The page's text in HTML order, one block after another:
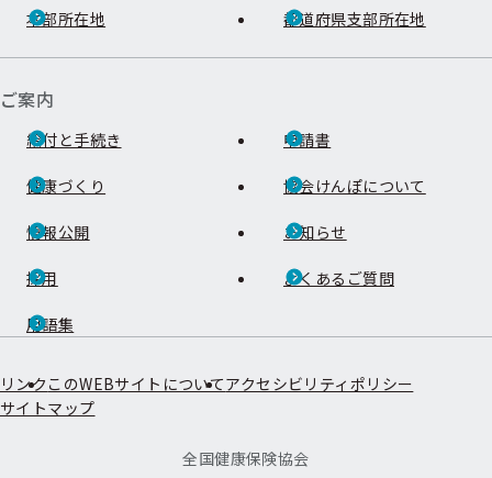
本部所在地 都道府県支部所在地
ご案内
給付と手続き 申請書
健康づくり 協会けんぽについて
情報公開 お知らせ
採用 よくあるご質問
用語集
リンク このWEBサイトについてアクセシビリティポリシー
サイトマップ
全国健康保険協会